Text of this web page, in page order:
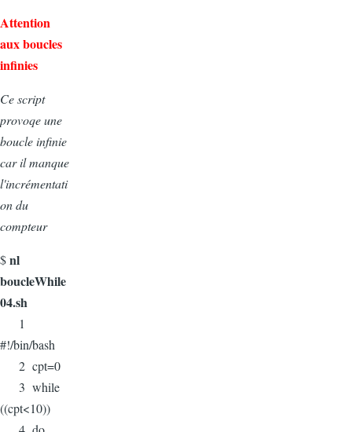
Attention
aux boucles
infinies
Ce script
provoqe une
boucle infinie
car il manque
l'incrémentati
on du
compteur
$nl
boucleWhile
04.sh
1
#!/bin/bash
2 cpt=0
3 while
((cpt<10))